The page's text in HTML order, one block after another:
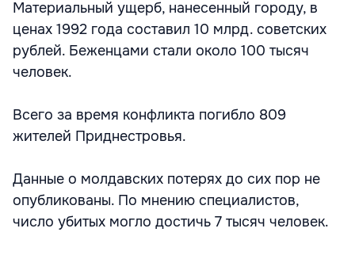
Материальный ущерб, нанесенный городу, в
ценах 1992 года составил 10 млрд. советских
рублей. Беженцами стали около 100 тысяч
человек.
Всего за время конфликта погибло 809
жителей Приднестровья.
Данные о молдавских потерях до сих пор не
опубликованы. По мнению специалистов,
число убитых могло достичь 7 тысяч человек.